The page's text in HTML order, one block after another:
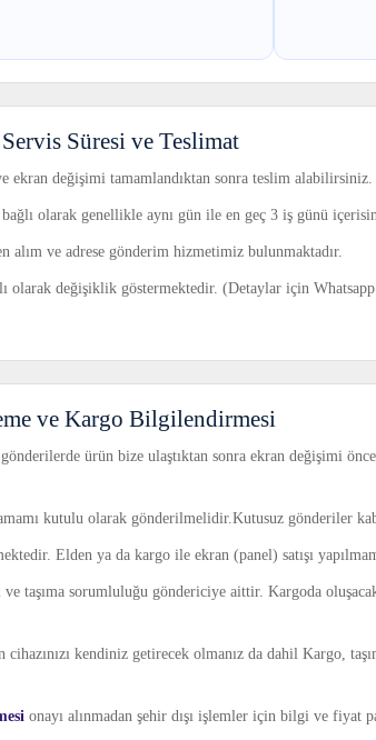
Servis Süresi ve Teslimat
ekran değişimi tamamlandıktan sonra teslim alabilirsiniz.
olarak genellikle aynı gün ile en geç 3 iş günü
ve adrese gönderim hizmetimiz bulunmaktadır.
değişiklik göstermektedir. (Detaylar için
ve Kargo Bilgilendirmesi
ürün bize ulaştıktan sonra ekran değişimi
kutulu olarak gönderilmelidir.Kutusuz gönderiler
Elden ya da kargo ile ekran (panel) satışı
taşıma sorumluluğu göndericiye aittir. Kargoda
kendiniz getirecek olmanız da dahil Kargo,
onayı alınmadan şehir dışı işlemler için bilgi ve fiyat